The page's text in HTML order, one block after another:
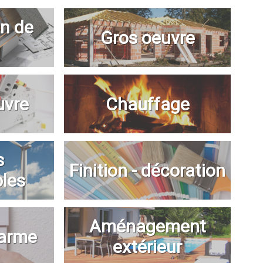
de Gros oeuvre
Chauffage
Finition - décoration
Aménagement
extérieur